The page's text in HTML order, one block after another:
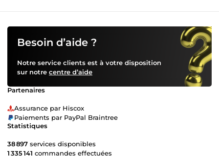
Besoin d’aide ?
Notre service clients est à votre disposition
sur notre centre d’aide
Partenaires
Assurance par Hiscox
Paiements par PayPal Braintree
Statistiques
38 897 services disponibles
1 335 141 commandes effectuées